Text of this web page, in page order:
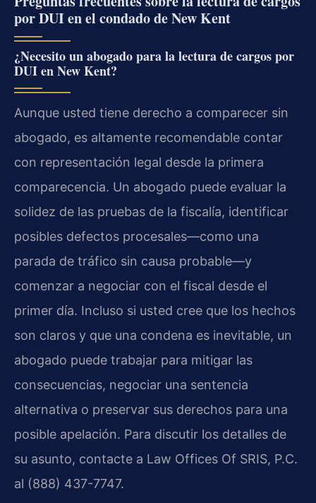
por DUI en el condado de New Kent
¿Necesito un abogado para la lectura de cargos por
DUI en New Kent?
Aunque usted tiene derecho a comparecer sin
abogado, es altamente recomendable contar
con representación legal desde la primera
comparecencia. Un abogado puede evaluar la
solidez de las pruebas de la fiscalía, identificar
posibles defectos procesales—como una
parada de tráfico sin causa probable—y
comenzar a negociar con el fiscal desde el
primer día. Incluso si usted cree que los hechos
son claros y que una condena es inevitable, un
abogado puede trabajar para mitigar las
consecuencias, negociar una sentencia
alternativa o preservar sus derechos para una
posible apelación. Para discutir los detalles de
su asunto, contacte a Law Offices Of SRIS, P.C.
al (888) 437-7747.